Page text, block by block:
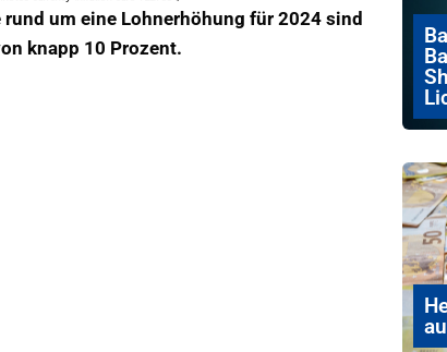
um eine Lohnerhöhung für 2024 sind
knapp 10 Prozent.